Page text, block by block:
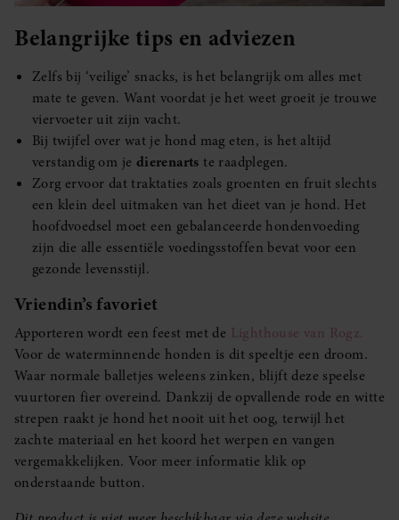
Belangrijke tips en adviezen
Zelfs bij ‘veilige’ snacks, is het belangrijk om alles met
mate te geven. Want voordat je het weet groeit je trouwe
viervoeter uit zijn vacht.
Bij twijfel over wat je hond mag eten, is het altijd
verstandig om je dierenarts te raadplegen.
Zorg ervoor dat traktaties zoals groenten en fruit slechts
een klein deel uitmaken van het dieet van je hond. Het
hoofdvoedsel moet een gebalanceerde hondenvoeding
zijn die alle essentiële voedingsstoffen bevat voor een
gezonde levensstijl.
Vriendin’s favoriet
Apporteren wordt een feest met de Lighthouse van Rogz.
Voor de waterminnende honden is dit speeltje een droom.
Waar normale balletjes weleens zinken, blijft deze speelse
vuurtoren fier overeind. Dankzij de opvallende rode en witte
strepen raakt je hond het nooit uit het oog, terwijl het
zachte materiaal en het koord het werpen en vangen
vergemakkelijken. Voor meer informatie klik op
onderstaande button.